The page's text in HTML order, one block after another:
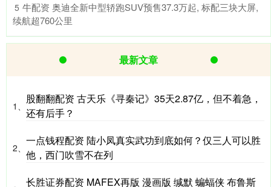
5 ​牛配资 奥迪全新中型轿跑SUV预售37.3万起, 标配三块大屏,
续航超760公里
最新文章
1、
股翻翻配资 古天乐《寻秦记》35天2.87亿，但不着急，
还有后手？
2、
一点钱程配资 陆小凤真实武功到底如何？仅三人可以胜
他，西门吹雪不在列
长胜证券配资 MAFEX再版 漫画版 缄默 蝙蝠侠 布鲁斯